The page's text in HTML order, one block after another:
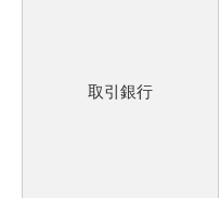
取引銀行